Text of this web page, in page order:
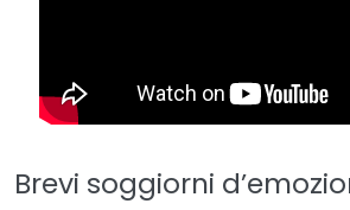
Brevi soggiorni